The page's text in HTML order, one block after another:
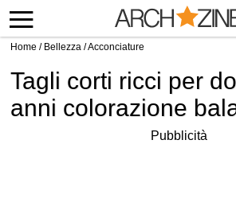
Home / Bellezza /Acconciature
Tagli corti ricci per
anni colorazione
Pubblicità